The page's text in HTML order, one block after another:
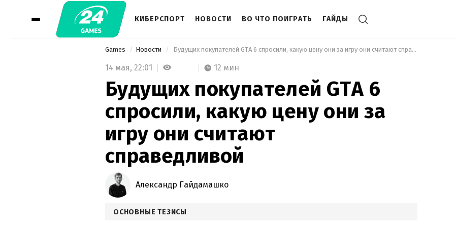
КИБЕРСПОРТ НОВОСТИ ВО ЧТО ПОИГРАТЬ ГАЙДЫ
Games Новости Будущих покупателей GTA 6 спросили, какую цену они за игру они считают справедливой
14 мая, 22:01 12 мин
Будущих покупателей GTA 6
спросили, какую цену они за
игру они считают
справедливой
Александр Гайдамашко
ОСНОВНЫЕ ТЕЗИСЫ